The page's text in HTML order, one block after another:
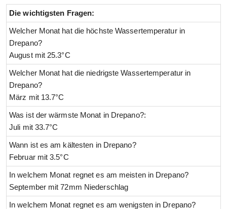
Die wichtigsten Fragen:
Welcher Monat hat die höchste Wassertemperatur in
Drepano?
August mit 25.3°C
Welcher Monat hat die niedrigste Wassertemperatur in
Drepano?
März mit 13.7°C
Was ist der wärmste Monat in Drepano?:
Juli mit 33.7°C
Wann ist es am kältesten in Drepano?
Februar mit 3.5°C
In welchem Monat regnet es am meisten in Drepano?
September mit 72mm Niederschlag
In welchem Monat regnet es am wenigsten in Drepano?